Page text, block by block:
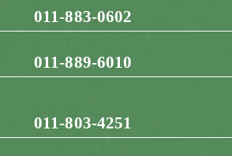
011-883-0602
011-889-6010
011-803-4251